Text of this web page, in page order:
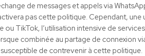
de messages et appels via
pas cette politique. Cependant,
TikTok, l’utilisation intensive de
combinée au partage de connexion
de contrevenir à cette politique.